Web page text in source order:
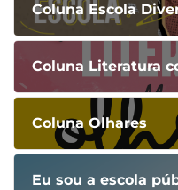
Coluna Escola
Coluna Literatura
Coluna Olhares
Eu sou a escola